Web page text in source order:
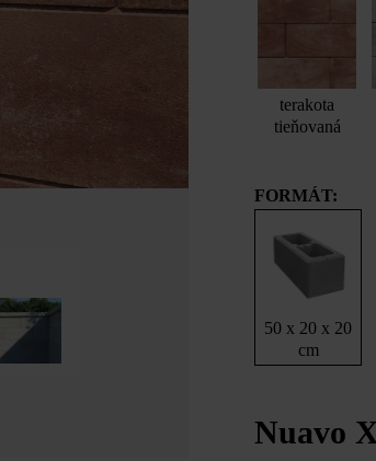
terakota
tieňovaná
FORMÁT:
50 x 20 x 20
cm
Nuavo